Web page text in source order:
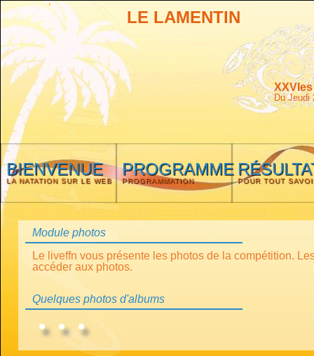
LE LAMENTIN
Du Jeudi
BIENVENUE
LA NATATION SUR LE WEB
PROGRAMME
PROGRAMMATION POUR TOUT
Module photos
Le liveffn vous présente les photos de la compétition.
accéder aux photos.
Quelques photos d'albums